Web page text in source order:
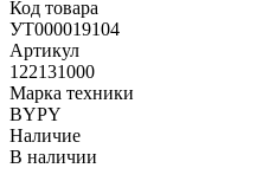
Код товара
УТ000019104
Артикул
122131000
Марка техники
BYPY
Наличие
В наличии